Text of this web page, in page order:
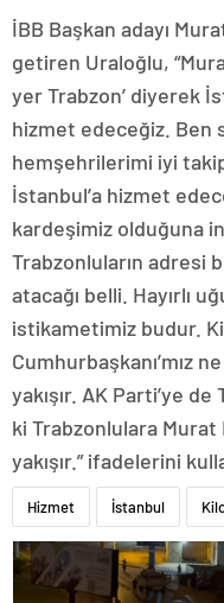
İBB Başkan adayı
getiren Uraloğlu,
yer Trabzon’ diyerek
hizmet edeceğiz. Ben
hemşehrilerimi iyi
İstanbul’a hizmet
kardeşimiz olduğuna
Trabzonluların adresi
atacağı belli. Hayırlı
istikametimiz budur.
Cumhurbaşkanı’mız
yakışır. AK Parti’ye
ki Trabzonlulara Murat
yakışır.” ifadelerini
Hizmet İstanbul